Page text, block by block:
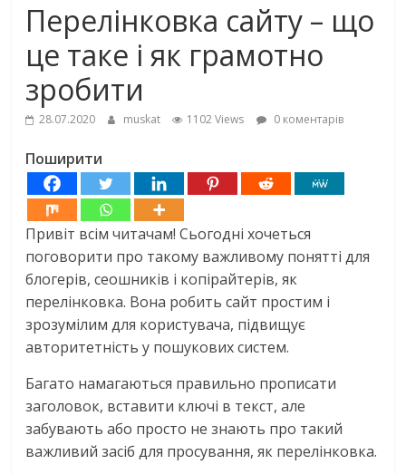
Перелінковка сайту – що
це таке і як грамотно
зробити
28.07.2020 muskat 1102 Views 0 коментарів
Поширити
Привіт всім читачам! Сьогодні хочеться
поговорити про такому важливому понятті для
блогерів, сеошників і копірайтерів, як
перелінковка. Вона робить сайт простим і
зрозумілим для користувача, підвищує
авторитетність у пошукових систем.
Багато намагаються правильно прописати
заголовок, вставити ключі в текст, але
забувають або просто не знають про такий
важливий засіб для просування, як перелінковка.